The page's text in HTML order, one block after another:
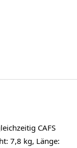
CAFS
7,8 kg, Länge: